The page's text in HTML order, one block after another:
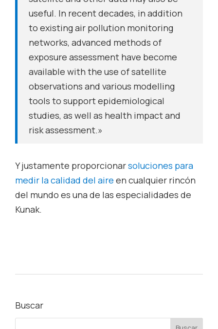
useful. In recent decades, in addition
to existing air pollution monitoring
networks, advanced methods of
exposure assessment have become
available with the use of satellite
observations and various modelling
tools to support epidemiological
studies, as well as health impact and
risk assessment.»
Y justamente proporcionarsoluciones para
medir la calidad del aire en cualquier rincón
del mundo es una de las especialidades de
Kunak.
Buscar